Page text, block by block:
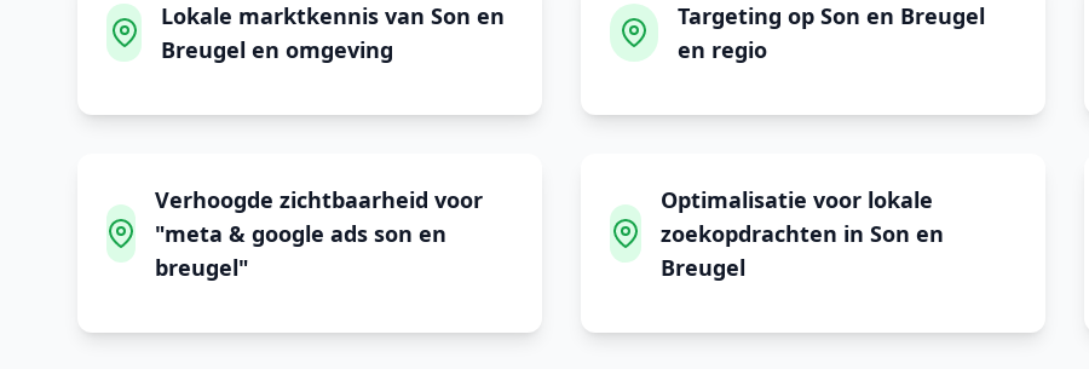
Lokale marktkennis van Son en
Breugel en omgeving
Targeting op Son en Breugel
en regio
Verhoogde zichtbaarheid voor
"meta & google ads son en
breugel"
Optimalisatie voor lokale
zoekopdrachten in Son en
Breugel